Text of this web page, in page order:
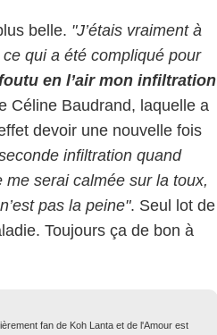
belle. "J’étais vraiment à
qui a été compliqué pour
en l’air mon infiltration
Céline Baudrand, laquelle a
devoir une nouvelle fois
infiltration quand
me serai calmée sur la toux,
pas la peine". Seul lot de
Toujours ça de bon à
fan de Koh Lanta et de l'Amour est